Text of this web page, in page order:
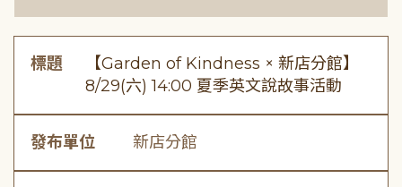
標題
【Garden of Kindness × 新店分館】
8/29(六) 14:00 夏季英文說故事活動
發布單位 新店分館